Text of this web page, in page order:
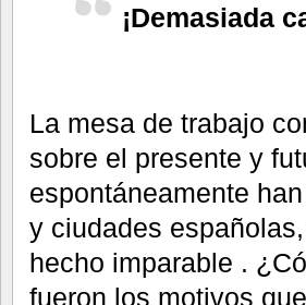
¡Demasiada
La mesa de trabajo
sobre el presente y
espontáneamente
y ciudades
hecho imparable .
fueron los motivos